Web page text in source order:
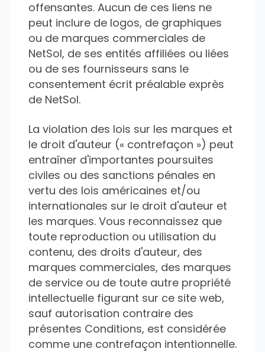
offensantes. Aucun de ces liens ne
peut inclure de logos, de graphiques
ou de marques commerciales de
NetSol, de ses entités affiliées ou liées
ou de ses fournisseurs sans le
consentement écrit préalable exprès
de NetSol.
La violation des lois sur les marques et
le droit d'auteur (« contrefaçon ») peut
entraîner d'importantes poursuites
civiles ou des sanctions pénales en
vertu des lois américaines et/ou
internationales sur le droit d'auteur et
les marques. Vous reconnaissez que
toute reproduction ou utilisation du
contenu, des droits d'auteur, des
marques commerciales, des marques
de service ou de toute autre propriété
intellectuelle figurant sur ce site web,
sauf autorisation contraire des
présentes Conditions, est considérée
comme une contrefaçon intentionnelle.